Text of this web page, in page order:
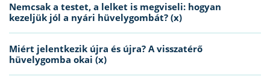
Nemcsak a testet, a lelket is megviseli: hogyan
kezeljük jól a nyári hüvelygombát? (x)
Miért jelentkezik újra és újra? A visszatérő
hüvelygomba okai (x)